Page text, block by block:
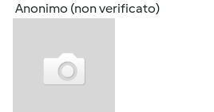
Anonimo (non verificato)